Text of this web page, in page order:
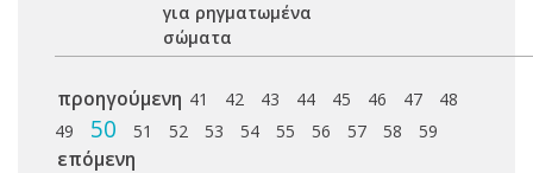
για ρηγματωμένα
σώματα
προηγούμενη 41 42 43 44 45 46 47
48
49
50 51 52 53 54 55 56 57 58 59
επόμενη